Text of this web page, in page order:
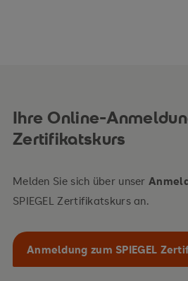
Ihre Online-
Zertifikatskurs
Melden Sie sich über unser
SPIEGEL Zertifikatskurs an.
Anmeldung zum SPIEGEL